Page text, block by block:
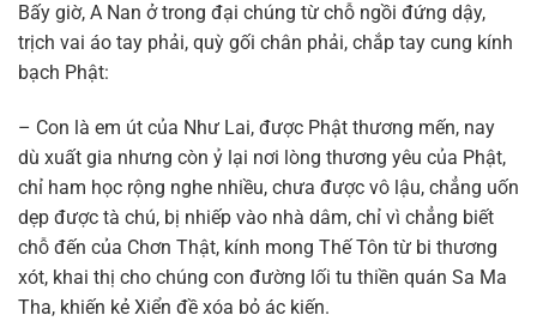
Bấy giờ, A Nan ở trong đại chúng từ chỗ ngồi đứng dậy,
trịch vai áo tay phải, quỳ gối chân phải, chắp tay cung kính
bạch Phật:
– Con là em út của Như Lai, được Phật thương mến, nay
dù xuất gia nhưng còn ỷ lại nơi lòng thương yêu của Phật,
chỉ ham học rộng nghe nhiều, chưa được vô lậu, chẳng uốn
dẹp được tà chú, bị nhiếp vào nhà dâm, chỉ vì chẳng biết
chỗ đến của Chơn Thật, kính mong Thế Tôn từ bi thương
xót, khai thị cho chúng con đường lối tu thiền quán Sa Ma
Tha, khiến kẻ Xiển đề xóa bỏ ác kiến.